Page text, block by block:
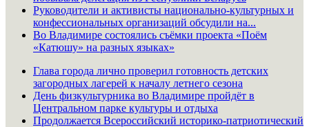
Руководители и активисты национально-культурных и
конфессиональных организаций обсудили на...
Во Владимире состоялись съёмки проекта «Поём
«Катюшу» на разных языках»
Глава города лично проверил готовность детских
загородных лагерей к началу летнего сезона
День физкультурника во Владимире пройдёт в
Центральном парке культуры и отдыха
Продолжается Всероссийский историко-патриотический